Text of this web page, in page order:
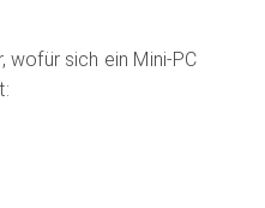
wofür sich ein Mini-PC